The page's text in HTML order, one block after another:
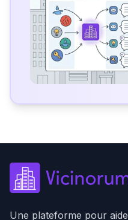
Une plateforme pour